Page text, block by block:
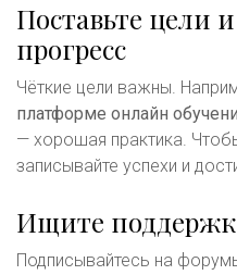
Поставьте цели
прогресс
Чёткие цели важны.
платформе онлайн
— хорошая практика.
записывайте успехи и
Ищите
Подписывайтесь на